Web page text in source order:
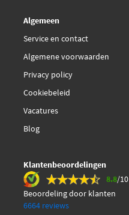
Algemeen
Service en contact
Algemene voorwaarden
Privacy policy
Cookiebeleid
Vacatures
Blog
Klantenbeoordelingen
8.8/10
Beoordeling door klanten
6664 reviews